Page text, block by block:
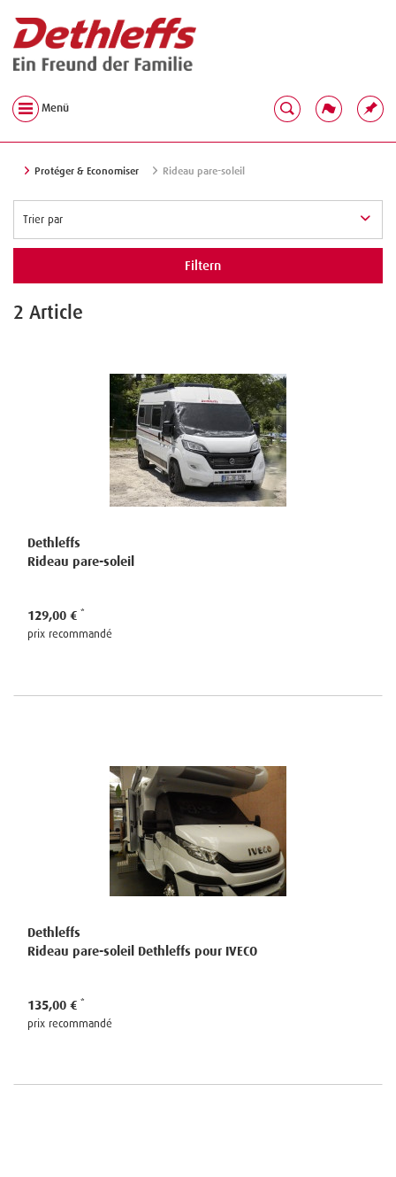
Menü
Protéger & Economiser Rideau pare-soleil
Filtern
2 Article
Dethleffs
Rideau pare-soleil
129,00 €
prix recommandé
Dethleffs
Rideau pare-soleil Dethleffs pour IVECO
135,00 €
prix recommandé